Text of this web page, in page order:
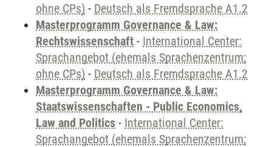
ohne CPs) - Deutsch als Fremdsprache A1.2
Masterprogramm Governance & Law:
Rechtswissenschaft - International Center:
Sprachangebot (ehemals Sprachenzentrum;
ohne CPs) - Deutsch als Fremdsprache A1.2
Masterprogramm Governance & Law:
Staatswissenschaften - Public Economics,
Law and Politics - International Center:
Sprachangebot (ehemals Sprachenzentrum;